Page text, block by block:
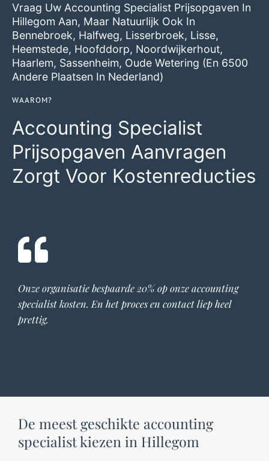
Vraag Uw Accounting Specialist Prijsopgaven In
Hillegom Aan, Maar Natuurlijk Ook In
Bennebroek, Halfweg, Lisserbroek, Lisse,
Heemstede, Hoofddorp, Noordwijkerhout,
Haarlem, Sassenheim, Oude Wetering (en 6500
Andere Plaatsen In Nederland)
WAAROM?
Accounting Specialist
Prijsopgaven Aanvragen
Zorgt Voor Kostenreducties
Onze organisatie bespaarde 20% op onzeaccounting
specialistkosten. En het proces en contact liep heel
prettig.
De meest geschikte accounting
specialist kiezen in Hillegom